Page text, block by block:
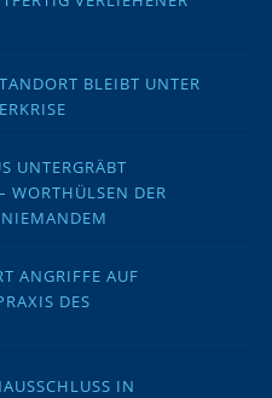
BLEIBT UNTER
UNTERGRÄBT
WORTHÜLSEN DER
ANGRIFFE AUF
DES
IN